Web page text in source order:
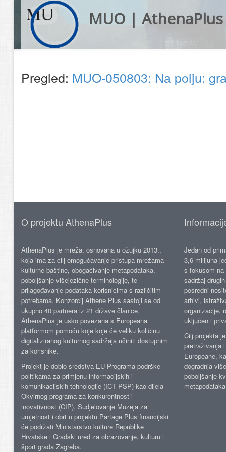
MUO | AthenaPlus
Pregled: MUO-050803: Na polju:
O projektu AthenaPlus
AthenaPlus je mreža, osnovana u ožujku 2013.,
koja ima za cilj omogućavanje pristupa mrežama
kulturne baštine, obogaćivanje metapodataka,
poboljšanje višejezične terminologije, te
prilagođavanje podataka korisnicima s različitim
potrebama. Konzorcij Athene Plus sastoji se od
ukupno 40 partnera iz 21 države članice.
AthenaPlus je usko povezana s Europeana
platformom pomoću koje koje će veliku količinu
digitaliziranog kulturnog sadržaja učiniti dostupnim
za korisnike.
Projekt je dobio sredstva EU Programa podrške
politikama za primjenu informacijskih i
komunikacijskih tehnologije (ICT PSP) kao dijela
Okvirnog programa za konkurentnost i
inovativnost (CIP). Sudjelovanje Muzeja za
umjetnost i obrt u projektu Partage Plus financijski
će podržati Ministarstvo kulture Republike
Hrvatske i Gradski ured za obrazovanje, kulturu i
šport grada Zagreba.
Jedan od
3,6 milijuna
s fokusom
sadržaj
posredni
arhivi,
organizacije,
uključen i
Cilj projekta
pretraživanja
Europeane,
dogradnja
poboljšanje